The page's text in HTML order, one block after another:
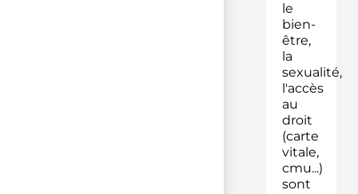
le
bien-
être,
la
sexualité,
l'accès
au
droit
(carte
vitale,
cmu...)
sont